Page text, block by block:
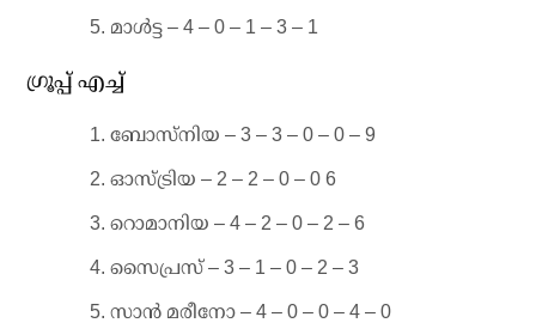
മാള്‍ട്ട – 4 – 0 – 1 – 3 – 1
ഗ്രൂപ്പ് എച്ച്
ബോസ്‌നിയ – 3 – 3 – 0 – 0 – 9
ഓസ്ട്രിയ – 2 – 2 – 0 – 0 6
റൊമാനിയ – 4 – 2 – 0 – 2 – 6
സൈപ്രസ് – 3 – 1 – 0 – 2 – 3
സാന്‍ മരീനോ – 4 – 0 – 0 – 4 – 0